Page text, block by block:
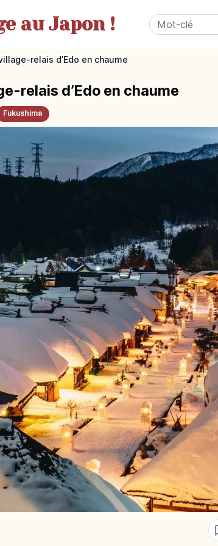
au Japon !
relais d’Edo en chaume
relais d’Edo en chaume
Fukushima